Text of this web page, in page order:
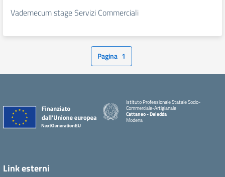
Vademecum stage Servizi Commerciali
Pagina 1
Istituto Professionale Statale Socio-
Commerciale-Artigianale
Cattaneo - Deledda
Modena
Link esterni